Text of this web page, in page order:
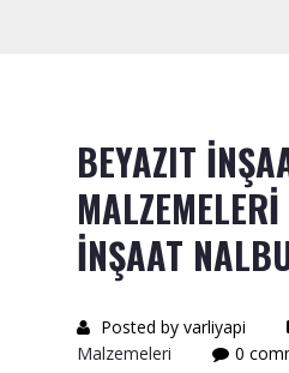
Alçıpan Vidası Satışı
Kazma Satışı – Toptan,
Perakende Satış Firması
Betokontak Astar
BEYAZIT
İNŞAAT
Posted by varliyapi
Malzemeleri
0